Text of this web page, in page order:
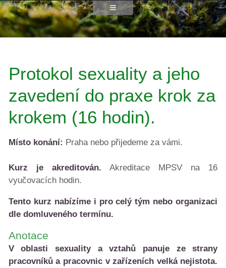
Protokol sexuality a jeho
zavedení do praxe krok za
krokem (16 hodin).
Místo konání: Praha nebo přijedeme za vámi.
Kurz je akreditován. Akreditace MPSV na 16
vyučovacích hodin.
Tento kurz nabízíme i pro celý tým nebo organizaci
dle domluveného termínu.
Anotace
V oblasti sexuality a vztahů panuje ze strany
pracovníků a pracovnic v zařízeních velká nejistota.